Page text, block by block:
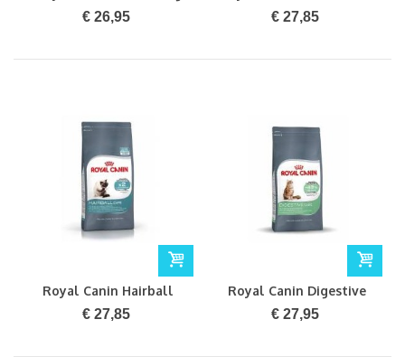
€ 26,95
Care 2 kg
€ 27,85
Royal Canin Hairball
Care 2kg
€ 27,85
Royal Canin Digestive
Care 2kg
€ 27,95